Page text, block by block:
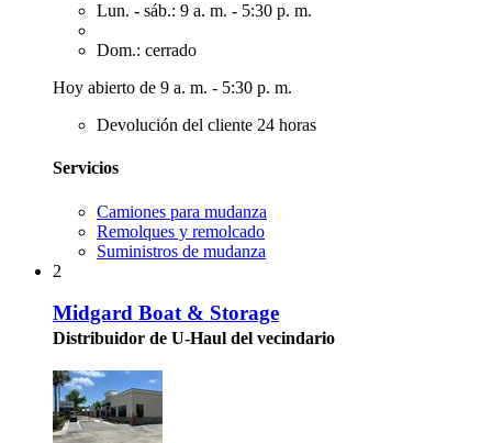
Lun. - sáb.: 9 a. m. - 5:30 p. m.
Dom.: cerrado
Hoy abierto de 9 a. m. - 5:30 p. m.
Devolución del cliente 24 horas
Servicios
Camiones para mudanza
Remolques y remolcado
Suministros de mudanza
2
Midgard Boat & Storage
Distribuidor de U-Haul del vecindario